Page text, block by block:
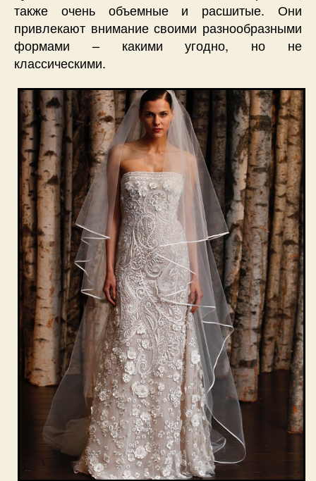
также очень объемные и расшитые. Они
привлекают внимание своими разнообразными
формами – какими угодно, но не
классическими.